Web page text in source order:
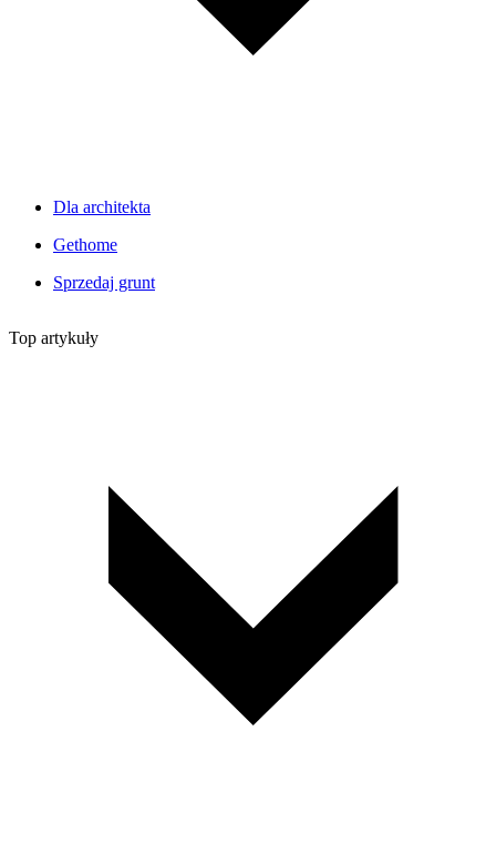
Dla architekta
Gethome
Sprzedaj grunt
Top artykuły